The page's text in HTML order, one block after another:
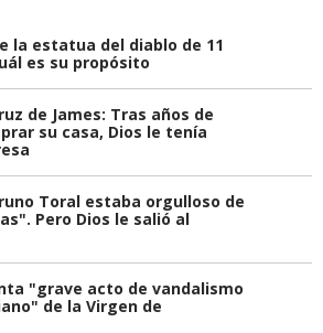
la estatua del diablo de 11
es su propósito
de James: Tras años de
su casa, Dios le tenía
Toral estaba orgulloso de
Pero Dios le salió al
"grave acto de vandalismo
de la Virgen de